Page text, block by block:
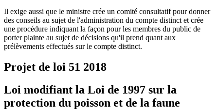
Il exige aussi que le ministre crée un comité consultatif pour donner
des conseils au sujet de l'administration du compte distinct et crée
une procédure indiquant la façon pour les membres du public de
porter plainte au sujet de décisions qu'il prend quant aux
prélèvements effectués sur le compte distinct.
Projet de loi 51 2018
Loi modifiant la Loi de 1997 sur la
protection du poisson et de la faune